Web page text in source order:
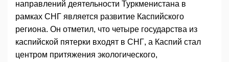
направлений деятельности Туркменистана в
рамках СНГ является развитие Каспийского
региона. Он отметил, что четыре государства из
каспийской пятерки входят в СНГ, а Каспий стал
центром притяжения экологического,